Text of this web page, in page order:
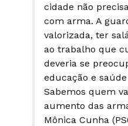
cidade não
com arma. A
valorizada, ter
ao trabalho que
deveria se
educação e
Sabemos quem
aumento das
Mônica Cunha